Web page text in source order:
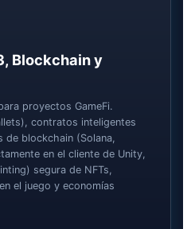
Blockchain y
proyectos GameFi.
contratos inteligentes
de blockchain (Solana,
en el cliente de Unity,
segura de NFTs,
el juego y economías